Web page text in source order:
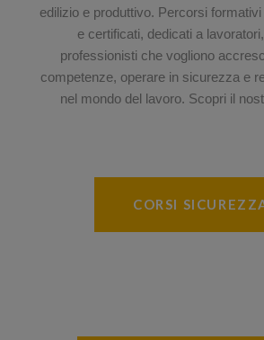
edilizio e produttivo. Percorsi
e certificati, dedicati a
professionisti che vogliono
competenze, operare in sicurezza e
nel mondo del lavoro. Scopri il
CORSI